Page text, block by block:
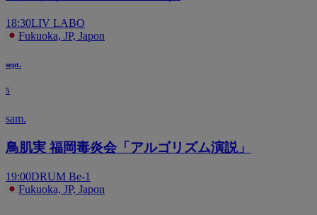
18:30LIV LABO
Fukuoka, JP, Japon
sept.
5
sam.
鳥肌実 福岡毒炎会「アルゴリズム演説」
19:00DRUM Be-1
Fukuoka, JP, Japon